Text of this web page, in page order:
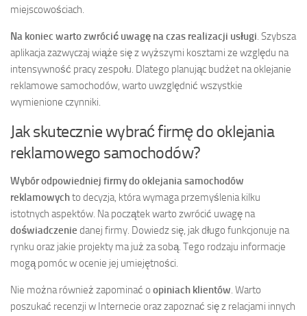
miejscowościach.
Na koniec warto zwrócić uwagę na czas realizacji usługi. Szybsza
aplikacja zazwyczaj wiąże się z wyższymi kosztami ze względu na
intensywność pracy zespołu. Dlatego planując budżet na oklejanie
reklamowe samochodów, warto uwzględnić wszystkie
wymienione czynniki.
Jak skutecznie wybrać firmę do oklejania
reklamowego samochodów?
Wybór odpowiedniej firmy do oklejania samochodów
reklamowychto decyzja, która wymaga przemyślenia kilku
istotnych aspektów. Na początek warto zwrócić uwagę na
doświadczenie danej firmy. Dowiedz się, jak długo funkcjonuje na
rynku oraz jakie projekty ma już za sobą. Tego rodzaju informacje
mogą pomóc w ocenie jej umiejętności.
Nie można również zapominać o opiniach klientów. Warto
poszukać recenzji w Internecie oraz zapoznać się z relacjami innych